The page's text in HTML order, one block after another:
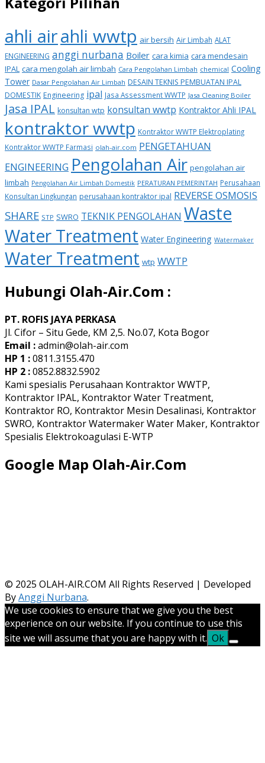
ahli airahli wwtp air bersih Air Limbah ALAT
ENGINEERING anggi nurbana Boiler cara kimia cara mendesain
IPAL cara mengolah air limbah Cara Pengolahan Limbah chemical Cooling
Tower Dasar Pengolahan Air Limbah DESAIN TEKNIS PEMBUATAN IPAL
DOMESTIK Engineering ipal Jasa Assessment WWTP Jasa Cleaning Boiler
Jasa IPAL konsultan wtp konsultan wwtp Kontraktor Ahli IPAL
kontraktor wwtp Kontraktor WWTP Elektroplating
Kontraktor WWTP Farmasi olah-air.com PENGETAHUAN
ENGINEERING Pengolahan Air pengolahan air
limbah Pengolahan Air Limbah Domestik PERATURAN PEMERINTAH Perusahaan
Konsultan Lingkungan perusahaan kontraktor ipal REVERSE OSMOSIS
SHARE STP SWRO TEKNIK PENGOLAHAN Waste
Water Treatment Water Engineering Watermaker
Water Treatment wtp WWTP
Hubungi Olah-Air.Com :
PT. ROFIS JAYA PERKASA
Jl. Cifor – Situ Gede, KM 2,5. No.07, Kota Bogor
Email :admin@olah-air.com
HP 1 :0811.3155.470
HP 2 :0852.8832.5902
Kami spesialis Perusahaan Kontraktor WWTP,
Kontraktor IPAL, Kontraktor Water Treatment,
Kontraktor RO, Kontraktor Mesin Desalinasi, Kontraktor
SWRO, Kontraktor Watermaker Water Maker, Kontraktor
Spesialis Elektrokoagulasi E-WTP
Google Map Olah-Air.Com
© 2025 OLAH-AIR.COM All Rights Reserved | Developed
ByAnggi Nurbana.
We use cookies to ensure that we give you the best
experience on our website. If you continue to use this
site we will assume that you are happy with it. Ok